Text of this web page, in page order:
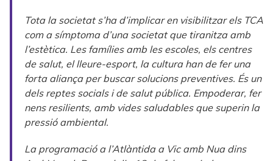
Tota la societat s’ha d’implicar en visibilitzar els TCA
com a símptoma d’una societat que tiranitza amb
l’estètica. Les famílies amb les escoles, els centres
de salut, el lleure-esport, la cultura han de fer una
forta aliança per buscar solucions preventives. És un
dels reptes socials i de salut pública. Empoderar, fer
nens resilients, amb vides saludables que superin la
pressió ambiental.
La programació a l’Atlàntida a Vic amb Nua dins